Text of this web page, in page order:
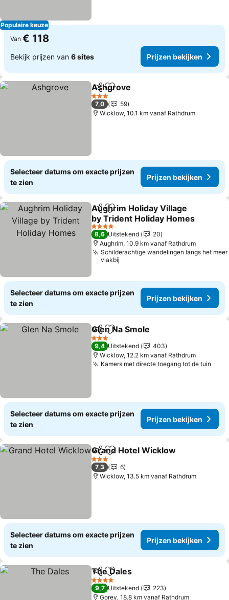
Populaire keuze
Van € 118
Bekijk prijzen van 6 sites Prijzen bekijken
DelenToevoegen aan favorieten
Ashgrove
3 Sterren
7,0
59
Wicklow, 10.1 km vanaf Rathdrum
Selecteer datums om exacte prijzen
te zien
Prijzen bekijken
DelenToevoegen aan favorieten
Aughrim Holiday Village
by Trident Holiday Homes
Prijzen bekijken
4 Sterren
8,6 Uitstekend
20
Aughrim, 10.9 km vanaf Rathdrum
Schilderachtige wandelingen langs het meer
vlakbij
Selecteer datums om exacte prijzen
te zien
Prijzen bekijken
DelenToevoegen aan favorieten
Glen Na Smole
3 Sterren
9,4 Uitstekend
403
Wicklow, 12.2 km vanaf Rathdrum
Kamers met directe toegang tot de tuin
Selecteer datums om exacte prijzen
te zien
Prijzen bekijken
DelenToevoegen aan favorieten
Grand Hotel Wicklow
3 Sterren
7,3
6
Wicklow, 13.5 km vanaf Rathdrum
Selecteer datums om exacte prijzen
te zien
Prijzen bekijken
DelenToevoegen aan favorieten
The Dales
4 Sterren
9,7 Uitstekend
223
Gorey, 18.8 km vanaf Rathdrum